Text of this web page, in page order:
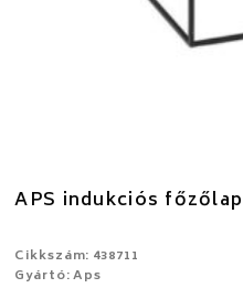
APS indukciós
Cikkszám: 438711
Gyártó: Aps